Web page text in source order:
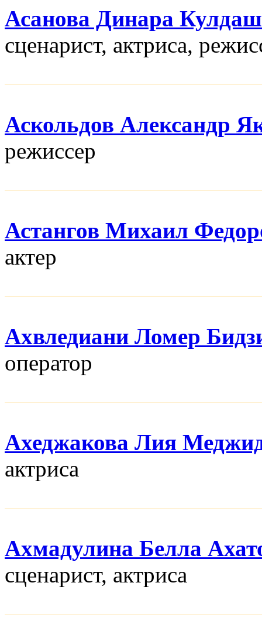
Асанова Динара
сценарист, актриса,
Аскольдов Александр
режисcер
Астангов Михаил
актер
Ахвледиани Ломер
оператор
Ахеджакова Лия
актриса
Ахмадулина Белла
сценарист, актриса